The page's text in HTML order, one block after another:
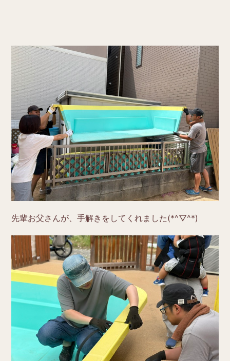
先輩お父さんが、手解きをしてくれました(*^▽^*)